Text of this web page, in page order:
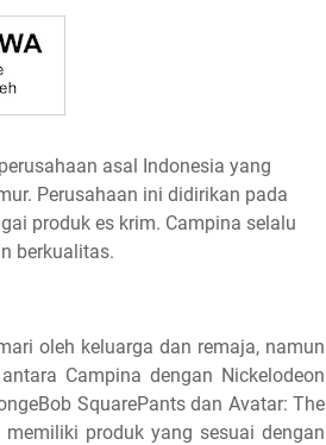
asal Indonesia yang
Perusahaan ini didirikan pada
produk es krim. Campina selalu
berkualitas.
oleh keluarga dan remaja, namun
Campina dengan Nickelodeon
SquarePants dan Avatar: The
produk yang sesuai dengan